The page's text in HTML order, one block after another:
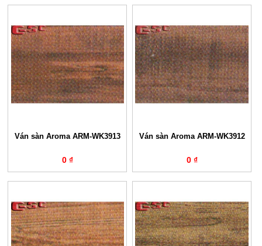
Ván sàn Aroma ARM-WK3913
0 ₫
Ván sàn Aroma ARM-WK3912
0 ₫